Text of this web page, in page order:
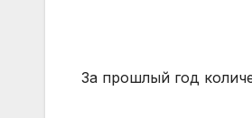
За прошлый год